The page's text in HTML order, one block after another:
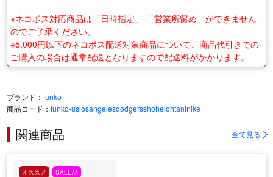
※ネコポス対応商品は「日時指定」 「営業所留め」ができません
のでご了承ください。
※5,000円以下のネコポス配送対象商品について、商品代引きでの
ご購入の場合は通常配送となりますので配送料がかかります。
ブランド：funko
商品コード：funko-uslosangelesdodgersshoheiohtaninike
関連商品 全て見る
オススメ SALE品